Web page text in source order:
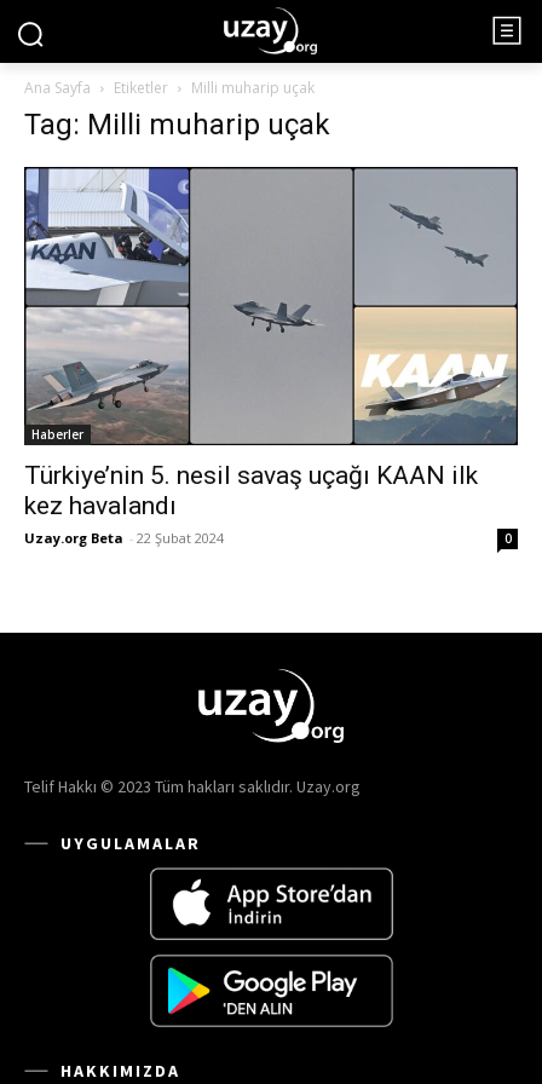
Ana Sayfa Etiketler Milli muharip uçak
Tag: Milli muharip uçak
Haberler
Türkiye’nin 5. nesil savaş uçağı KAAN ilk
kez havalandı
Uzay.org Beta - 22 Şubat 2024 0
Telif Hakkı © 2023 Tüm hakları saklıdır. Uzay.org
UYGULAMALAR
HAKKIMIZDA